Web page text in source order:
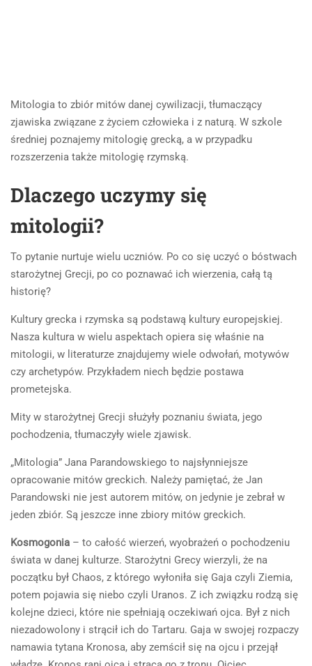
Mitologia to zbiór mitów danej cywilizacji, tłumaczący
zjawiska związane z życiem człowieka i z naturą. W szkole
średniej poznajemy mitologię grecką, a w przypadku
rozszerzenia także mitologię rzymską.
Dlaczego uczymy się
mitologii?
To pytanie nurtuje wielu uczniów. Po co się uczyć o bóstwach
starożytnej Grecji, po co poznawać ich wierzenia, całą tą
historię?
Kultury grecka i rzymska są podstawą kultury europejskiej.
Nasza kultura w wielu aspektach opiera się właśnie na
mitologii, w literaturze znajdujemy wiele odwołań, motywów
czy archetypów. Przykładem niech będzie postawa
prometejska.
Mity w starożytnej Grecji służyły poznaniu świata, jego
pochodzenia, tłumaczyły wiele zjawisk.
„Mitologia” Jana Parandowskiego to najsłynniejsze
opracowanie mitów greckich. Należy pamiętać, że Jan
Parandowski nie jest autorem mitów, on jedynie je zebrał w
jeden zbiór. Są jeszcze inne zbiory mitów greckich.
Kosmogonia – to całość wierzeń, wyobrażeń o pochodzeniu
świata w danej kulturze. Starożytni Grecy wierzyli, że na
początku był Chaos, z którego wyłoniła się Gaja czyli Ziemia,
potem pojawia się niebo czyli Uranos. Z ich związku rodzą się
kolejne dzieci, które nie spełniają oczekiwań ojca. Był z nich
niezadowolony i strącił ich do Tartaru. Gaja w swojej rozpaczy
namawia tytana Kronosa, aby zemścił się na ojcu i przejął